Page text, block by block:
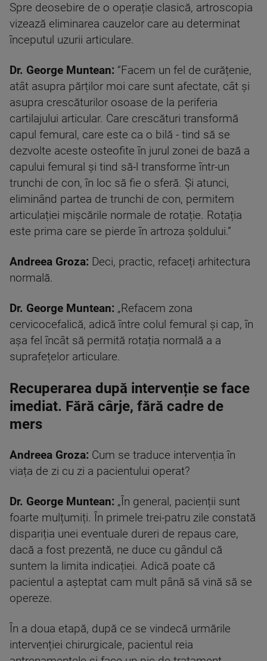
Spre deosebire de o operație clasică, artroscopia
vizează eliminarea cauzelor care au determinat
începutul uzurii articulare.
Dr. George Muntean: “Facem un fel de curățenie,
atât asupra părților moi care sunt afectate, cât și
asupra crescăturilor osoase de la periferia
cartilajului articular. Care crescături transformă
capul femural, care este ca o bilă - tind să se
dezvolte aceste osteofite în jurul zonei de bază a
capului femural și tind să-l transforme într-un
trunchi de con, în loc să fie o sferă. Și atunci,
eliminând partea de trunchi de con, permitem
articulației mișcările normale de rotație. Rotația
este prima care se pierde în artroza șoldului.”
Andreea Groza: Deci, practic, refaceți arhitectura
normală.
Dr. George Muntean: „Refacem zona
cervicocefalică, adică între colul femural și cap, în
așa fel încât să permită rotația normală a a
suprafețelor articulare.
Recuperarea după intervenție se face
imediat. Fără cârje, fără cadre de
mers
Andreea Groza: Cum se traduce intervenția în
viața de zi cu zi a pacientului operat?
Dr. George Muntean: „În general, pacienții sunt
foarte mulțumiți. În primele trei-patru zile constată
dispariția unei eventuale dureri de repaus care,
dacă a fost prezentă, ne duce cu gândul că
suntem la limita indicației. Adică poate că
pacientul a așteptat cam mult până să vină să se
opereze.
În a doua etapă, după ce se vindecă urmările
intervenției chirurgicale, pacientul reia